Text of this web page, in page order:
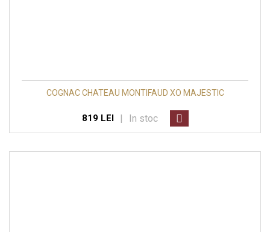
COGNAC CHATEAU MONTIFAUD XO MAJESTIC
819 LEI | In stoc